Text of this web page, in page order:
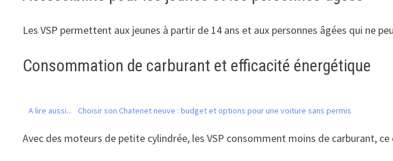
Les VSP permettent aux jeunes à partir de 14 ans et aux personnes âgées qui ne
Consommation de carburant et efficacité énergétique
A lire aussi... Choisir son Chatenet neuve : budget et options pour une voiture sans permis
Avec des moteurs de petite cylindrée, les VSP consomment moins de carburant,